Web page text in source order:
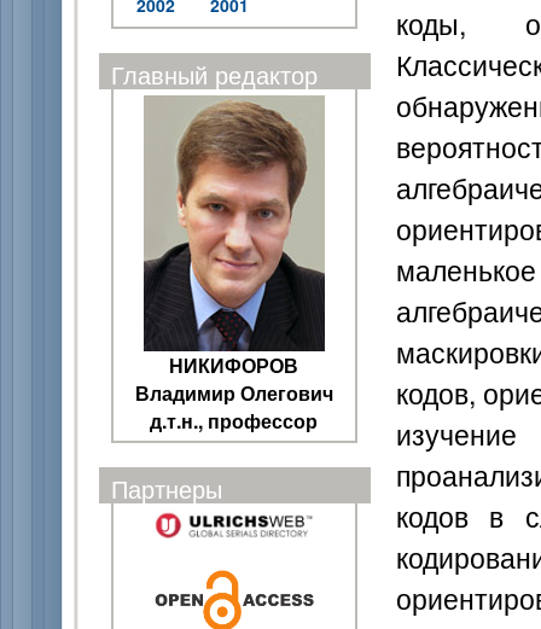
2002
2001
Главный редактор
НИКИФОРОВ
Владимир Олегович
д.т.н., профессор
Партнеры
коды,
кодов,
кодов в